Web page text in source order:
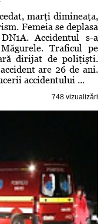
marţi dimineaţa,
Femeia se deplasa
Accidentul s-a
Traficul pe
dirijat de poliţişti.
are 26 de ani.
accidentului ...
748 vizualizări